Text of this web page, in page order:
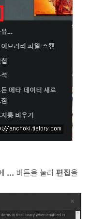
... 버튼을 눌러 편집을